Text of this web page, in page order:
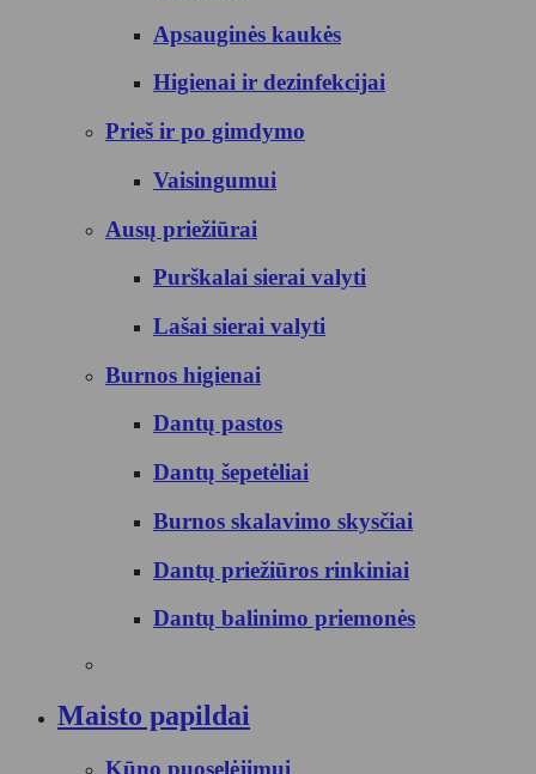
Apsauginės kaukės
Higienai ir dezinfekcijai
Prieš ir po gimdymo
Vaisingumui
Ausų priežiūrai
Purškalai sierai valyti
Lašai sierai valyti
Burnos higienai
Dantų pastos
Dantų šepetėliai
Burnos skalavimo skysčiai
Dantų priežiūros rinkiniai
Dantų balinimo priemonės
Maisto papildai
Kūno puoselėjimui